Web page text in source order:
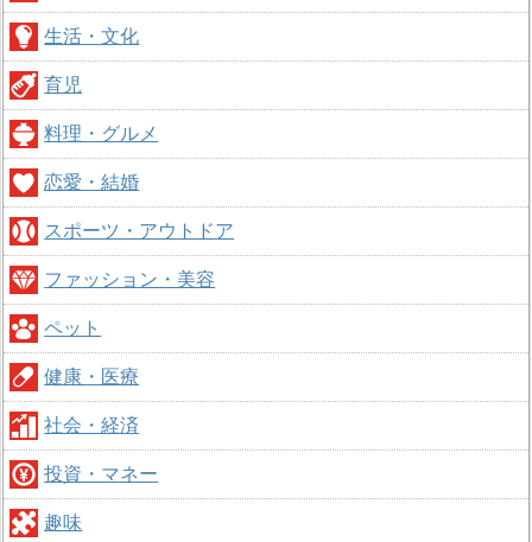
生活・文化
育児
料理・グルメ
恋愛・結婚
スポーツ・アウトドア
ファッション・美容
ペット
健康・医療
社会・経済
投資・マネー
趣味